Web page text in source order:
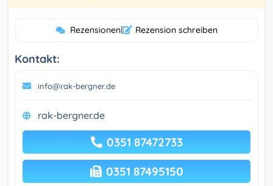
Rezensionen| Rezension schreiben
Kontakt:
info@rak-bergner.de
rak-bergner.de
0351 87472733
0351 87495150